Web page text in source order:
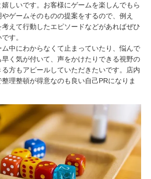
しいです。お客様にゲームを楽しんでもら
ゲームそのものの提案をするので、例え
えて行動したエピソードなどがあればぜひ
す。
ム中にわからなくて止まっていたり、悩んで
く気が付いて、声をかけたりできる視野の
方もアピールしていただきたいです。店内
理整頓が得意なのも良い自己PRになりま